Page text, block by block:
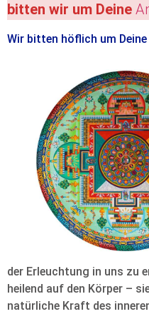
bitten wir um Deine
Wir bitten höflich um
der Erleuchtung in uns zu
heilend auf den Körper –
natürliche Kraft des